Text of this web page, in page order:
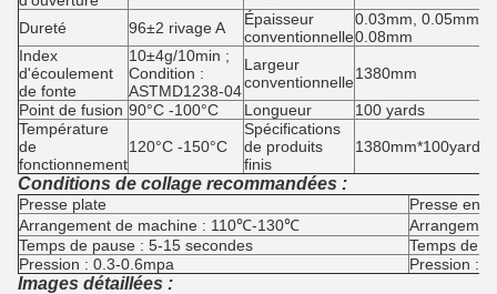
Dureté 96±2 rivage A
Épaisseur
conventionnelle
0.03mm, 0.05mm,
0.08mm
Index
d'écoulement
de fonte
10±4g/10min ;
Condition :
ASTMD1238-04
Largeur
conventionnelle1380mm
Point de fusion 90°C -100°C Longueur
100 yards
Température
de
fonctionnement
120°C -150°C
Spécifications
de produits
finis
1380mm*100yards/
Conditions de collage recommandées :
Presse plate
Presse en
Arrangement de machine : 110℃-130℃
Temps de pause : 5-15 secondes
Temps de
Pression : 0.3-0.6mpa
Pression :
Images détaillées :